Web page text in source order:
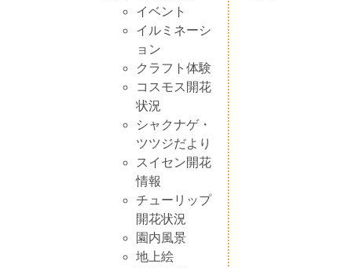
イベント
イルミネーシ
ョン
クラフト体験
コスモス開花
状況
シャクナゲ・
ツツジだより
スイセン開花
情報
チューリップ
開花状況
園内風景
地上絵